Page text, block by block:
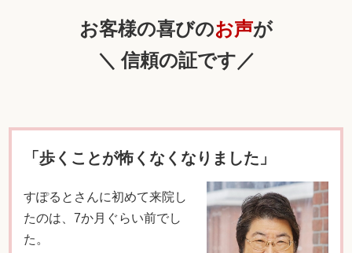
お客様の喜びのお声が
＼ 信頼の証です／
「歩くことが怖くなくなりました」
すぽるとさんに初めて来院し
たのは、7か月ぐらい前でし
た。